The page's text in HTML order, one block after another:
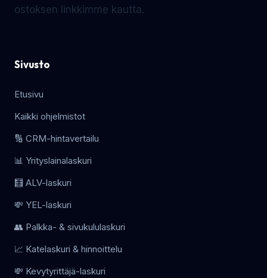
ostoksen linkkimme kautta.
Sivusto
Etusivu
Kaikki ohjelmistot
🔢 CRM-hintavertailu
📊 Yrityslainalaskuri
🧮 ALV-laskuri
💸 YEL-laskuri
👥 Palkka- & sivukululaskuri
📈 Katelaskuri & hinnoittelu
💸 Kevytyrittäjä-laskuri